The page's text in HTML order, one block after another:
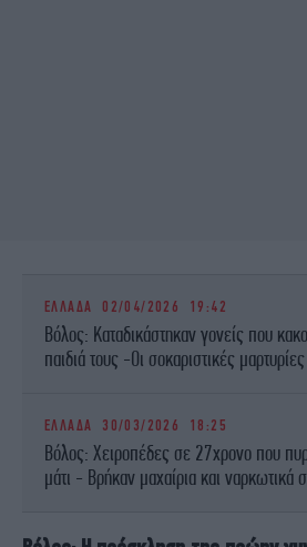
ΕΛΛΑΔΑ 02/04/2026 19:42
Βόλος: Καταδικάστηκαν γονείς που
παιδιά τους -Οι σοκαριστικές
ΕΛΛΑΔΑ 30/03/2026 18:25
Βόλος: Χειροπέδες σε 27χρονο που
μάτι - Βρήκαν μαχαίρια και ναρκωτικά